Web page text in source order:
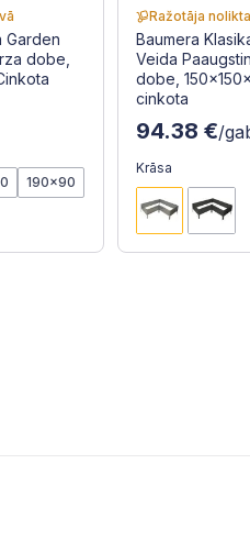
Garden
dobe,
190x90
Ražotāja
Baumera
Veida
dobe,
cinkota
94.38 €/
Krāsa